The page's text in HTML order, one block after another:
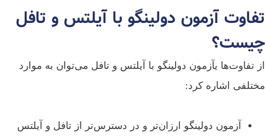
آزمون دولینگو با آیلتس و تافل
تفاوت‌ها یآزمون دولینگو با آیلتس و تافل می‌توان به موارد
اشاره کرد:
آزمون دولینگو ارزان‌تر و در دسترس‌تر از تافل و آیلتس